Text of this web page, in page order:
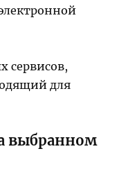
сервисов,
для
выбранном